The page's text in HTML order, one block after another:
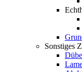
Sonstiges